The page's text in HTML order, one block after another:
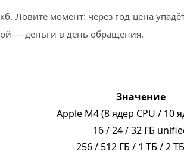
Ловите момент: через год цена
— деньги в день обращения.
Значение
Apple M4 (8 ядер CPU / 10
16 / 24 / 32 ГБ
256 / 512 ГБ / 1 ТБ / 2